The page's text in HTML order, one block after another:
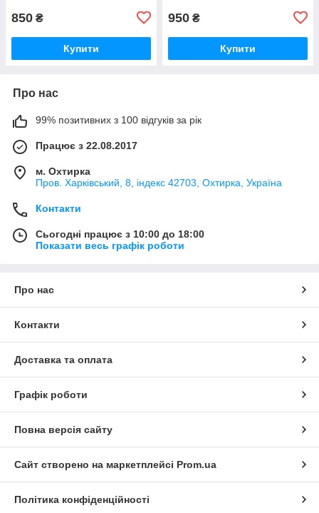
850 ₴
Купити
950 ₴
Купити
Про нас
99% позитивних з 100 відгуків за рік
Працює з 22.08.2017
м. Охтирка
Пров. Харківський, 8, індекс 42703, Охтирка, Україна
Контакти
Сьогодні працює з 10:00 до 18:00
Показати весь графік роботи
Про нас
Контакти
Доставка та оплата
Графік роботи
Повна версія сайту
Сайт створено на маркетплейсі Prom.ua
Політика конфіденційності